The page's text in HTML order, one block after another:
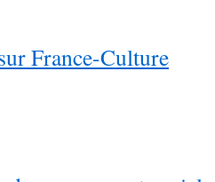
France-Culture